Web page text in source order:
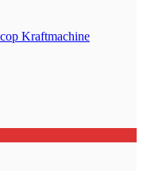
Kraftmaсhine